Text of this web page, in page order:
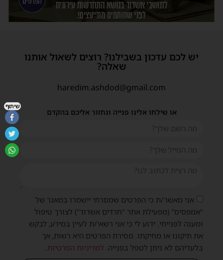
יש לכם עדכון בשבילנו? רוצים לשאול אותנו
שאלה?
haredim.ashdod@gmail.com
או שילחו אלינו פנייה ונחזור אליכם בהקדם
אני מאשר/ת כי הפרטים שמסרתי יישמרו במאגר של
"אמפסיס" (מפעילת אתר "חרדים אשדוד") לצורך טיפול
ומענה לפנייתי. ידוע לי כי אני רשאי/ת לעיין במידע, לבקש
את תיקונו או מחיקתו. מסירת הפרטים היא רשות, אך
בלעדיהם לא ניתן לטפל בפנייה. למדיניות הפרטיות.
שיתוף